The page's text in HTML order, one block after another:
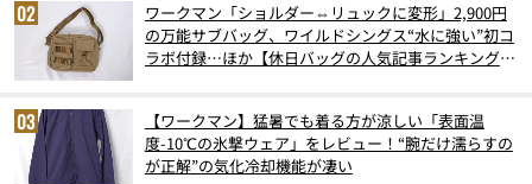
ワークマン「ショルダー⇔リュックに変形」2,900円
の万能サブバッグ、ワイルドシングス“水に強い”初コ
ラボ付録…ほか【休日バッグの人気記事ランキングベ
【ワークマン】猛暑でも着る方が涼しい「表面温
度-10℃の氷撃ウェア」をレビュー！“腕だけ濡らすの
が正解”の気化冷却機能が凄い